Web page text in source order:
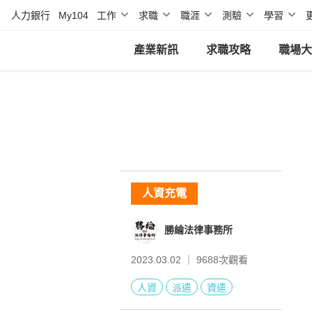
人力銀行 My104 工作 求職 職涯 測驗 學習
產業新訊 求職攻略 職場
人資充電
勝綸法律事務所
2023.03.02 ｜ 9688次觀看
人資 派遣 資遣